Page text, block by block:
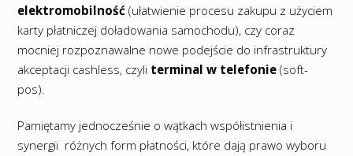
elektromobilność (ułatwienie procesu zakupu z użyciem
karty płatniczej doładowania samochodu), czy coraz
mocniej rozpoznawalne nowe podejście do infrastruktury
akceptacji cashless, czyli terminal w telefonie (soft-
pos).
Pamiętamy jednocześnie o wątkach współistnienia i
synergii różnych form płatności, które dają prawo wyboru